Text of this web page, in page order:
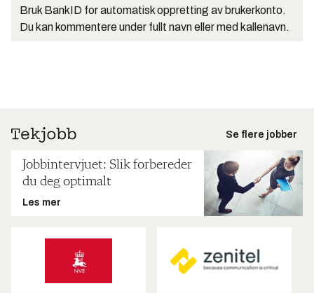
Bruk BankID for automatisk oppretting av brukerkonto.
Du kan kommentere under fullt navn eller med kallenavn.
Se flere jobber
Jobbintervjuet: Slik forbereder
du deg optimalt
Les mer